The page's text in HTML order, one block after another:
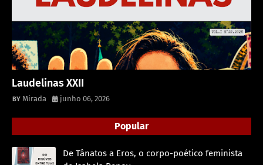
Laudelinas XXII
Mirada junho 06, 2026
Popular
De Tânatos a Eros, o corpo-poético feminista